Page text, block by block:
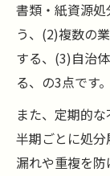
書類・紙資源
う、(2)複数の
する、(3)自治
る、の3点です。
また、定期的
半期ごとに処
漏れや重複を防